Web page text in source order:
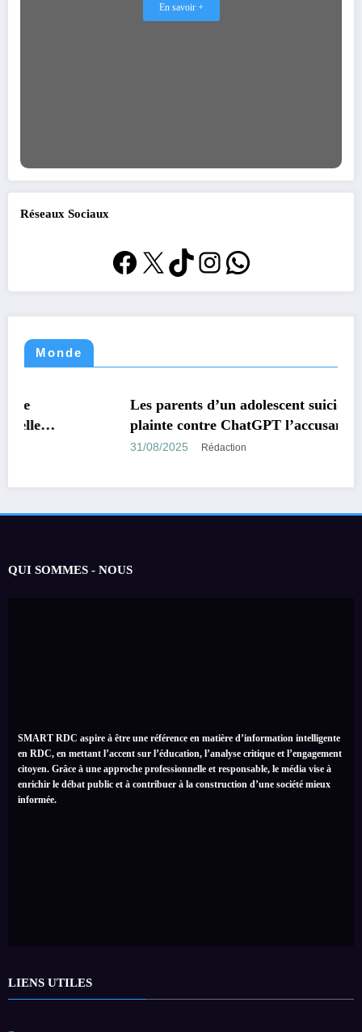
En savoir +
Réseaux Sociaux
Facebook
X TikTok
Instagram
WhatsApp
Monde
TECHNOLOGIE
Les parents d’un adolescent suicidé portent
plainte contre ChatGPT l’accusant d’avoir
encouragé son suicide.
Rédaction
QUI SOMMES - NOUS
SMART RDC aspire à être une référence en matière d’information intelligente
en RDC, en mettant l’accent sur l’éducation, l’analyse critique et l’engagement
citoyen. Grâce à une approche professionnelle et responsable, le média vise à
enrichir le débat public et à contribuer à la construction d’une société mieux
informée.
LIENS UTILES